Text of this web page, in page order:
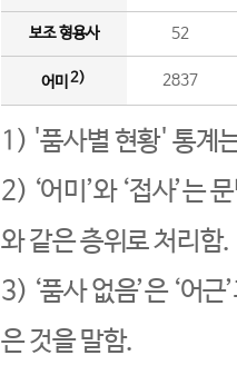
보조 형용사 52
어미 2) 2837
1) '품사별 현황' 통계
2) ‘어미’와 ‘접사’는
와 같은 층위로 처리함.
3) ‘품사 없음’은 ‘어
은 것을 말함.